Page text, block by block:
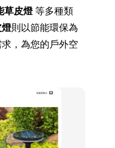
草皮燈等多種類
則以節能環保為
，為您的戶外空